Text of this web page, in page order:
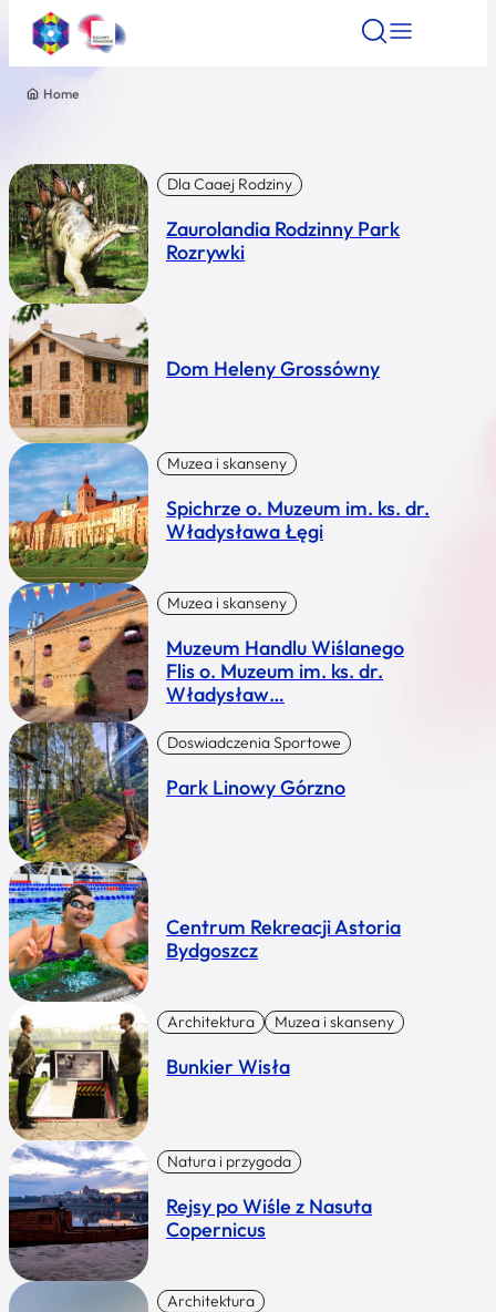
Nazwa atrakcji
Miasto
Kategoria
Home
Dla Caaej Rodziny
Zaurolandia Rodzinny Park
Rozrywki
Dom Heleny Grossówny
Muzea i skanseny
Spichrze o. Muzeum im. ks. dr.
Władysława Łęgi
Muzea i skanseny
Muzeum Handlu Wiślanego
Flis o. Muzeum im. ks. dr.
Władysław…
Doswiadczenia Sportowe
Park Linowy Górzno
Centrum Rekreacji Astoria
Bydgoszcz
Architektura Muzea i skanseny
Bunkier Wisła
Natura i przygoda
Rejsy po Wiśle z Nasuta
Copernicus
Architektura